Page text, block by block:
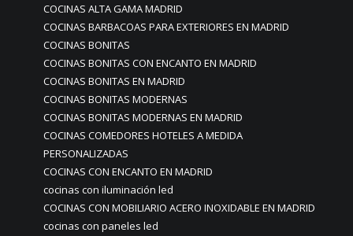
COCINAS ALTA GAMA MADRID
COCINAS BARBACOAS PARA EXTERIORES EN MADRID
COCINAS BONITAS
COCINAS BONITAS CON ENCANTO EN MADRID
COCINAS BONITAS EN MADRID
COCINAS BONITAS MODERNAS
COCINAS BONITAS MODERNAS EN MADRID
COCINAS COMEDORES HOTELES A MEDIDA
PERSONALIZADAS
COCINAS CON ENCANTO EN MADRID
cocinas con iluminación led
COCINAS CON MOBILIARIO ACERO INOXIDABLE EN MADRID
cocinas con paneles led